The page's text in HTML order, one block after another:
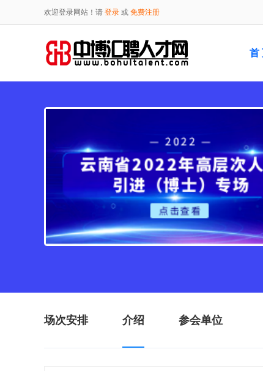
欢迎登录网站！请 登录 或 免费注册
首
场次安排 介绍 参会单位